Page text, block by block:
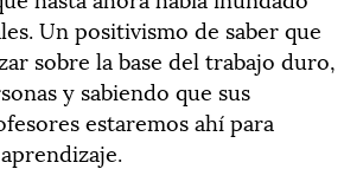
Un positivismo de saber que
sobre la base del trabajo duro,
y sabiendo que sus
estaremos ahí para